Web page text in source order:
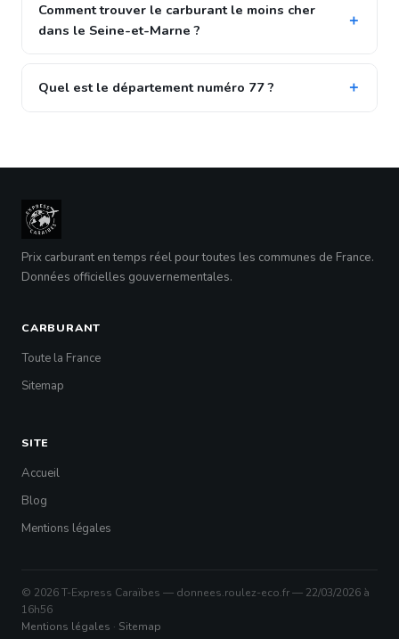
Comment trouver le carburant le moins cher
dans le Seine-et-Marne ?
Quel est le département numéro 77 ?
Prix carburant en temps réel pour toutes les communes de France.
Données officielles gouvernementales.
CARBURANT
Toute la France
Sitemap
SITE
Accueil
Blog
Mentions légales
© 2026 T-Express Caraïbes — donnees.roulez-eco.fr — 22/03/2026 à
16h56
Mentions légales · Sitemap